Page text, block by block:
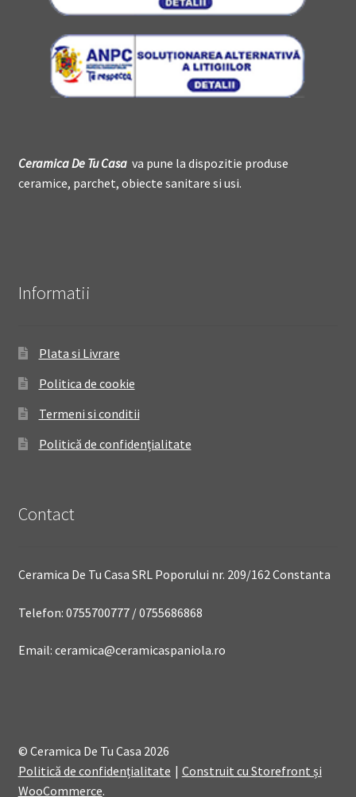
Ceramica DeTu Casava pune la dispozitie produse
ceramice, parchet, obiecte sanitare si usi.
Informatii
Plata si Livrare
Politica de cookie
Termeni si conditii
Politică de confidențialitate
Contact
Ceramica De Tu Casa SRL Poporului nr. 209/162 Constanta
Telefon: 0755700777 / 0755686868
Email: ceramica@ceramicaspaniola.ro
© Ceramica De Tu Casa 2026
Politică de confidențialitate
Construit cu Storefront și
WooCommerce.